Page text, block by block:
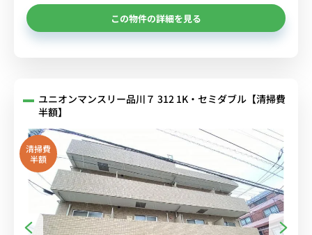
この物件の詳細を見る
ユニオンマンスリー品川７ 312 1K・セミダブル【清掃費
半額】
清掃費
半額